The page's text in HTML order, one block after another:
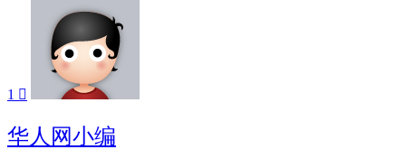
1 
华人网小编